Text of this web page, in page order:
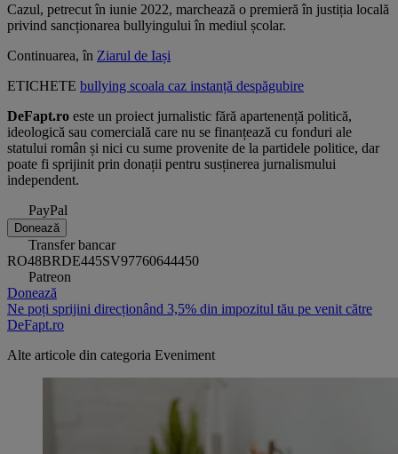
Cazul, petrecut în iunie 2022, marchează o premieră în justiția locală
privind sancționarea bullyingului în mediul școlar.
Continuarea, în Ziarul de Iași
ETICHETE bullying scoala caz instanță despăgubire
DeFapt.ro este un proiect jurnalistic fără apartenență politică,
ideologică sau comercială care nu se finanțează cu fonduri ale
statului român și nici cu sume provenite de la partidele politice, dar
poate fi sprijinit prin donații pentru susținerea jurnalismului
independent.
PayPal
Donează
Transfer bancar
RO48BRDE445SV97760644450
Patreon
Donează
Ne poți sprijini direcționând 3,5% din impozitul tău pe venit către
DeFapt.ro
Alte articole din categoria Eveniment